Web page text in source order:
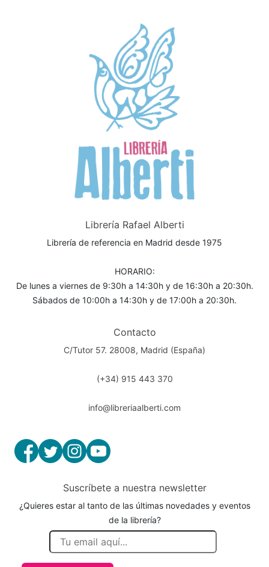
Librería Rafael Alberti
Librería de referencia en Madrid desde 1975
HORARIO:
De lunes a viernes de 9:30h a 14:30h y de 16:30h a 20:30h.
Sábados de 10:00h a 14:30h y de 17:00h a 20:30h.
Contacto
C/Tutor 57. 28008, Madrid (España)
(+34) 915 443 370
info@libreriaalberti.com
Suscríbete a nuestra newsletter
¿Quieres estar al tanto de las últimas novedades y eventos
de la librería?